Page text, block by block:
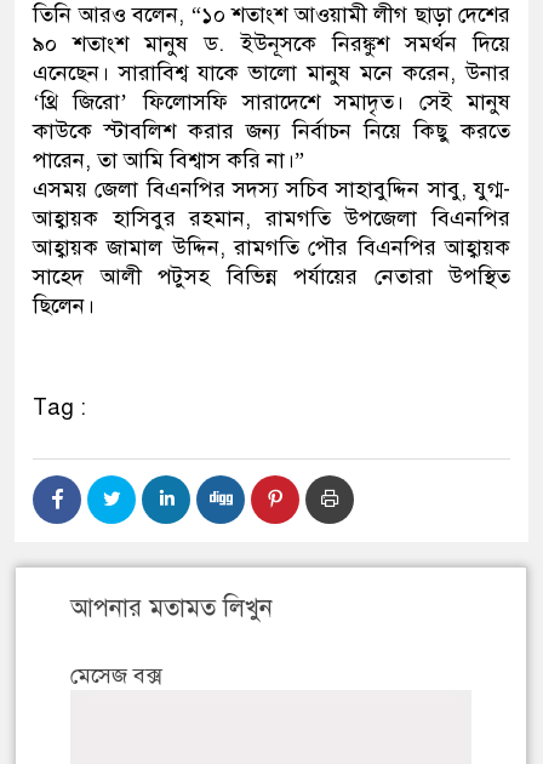
তিনি আরও বলেন, “১০ শতাংশ আওয়ামী লীগ ছাড়া দেশের
৯০ শতাংশ মানুষ ড. ইউনূসকে নিরঙ্কুশ সমর্থন দিয়ে
এনেছেন। সারাবিশ্ব যাকে ভালো মানুষ মনে করেন, উনার
‘থ্রি জিরো’ ফিলোসফি সারাদেশে সমাদৃত। সেই মানুষ
কাউকে স্টাবলিশ করার জন্য নির্বাচন নিয়ে কিছু করতে
পারেন, তা আমি বিশ্বাস করি না।”
এসময় জেলা বিএনপির সদস্য সচিব সাহাবুদ্দিন সাবু, যুগ্ম-
আহ্বায়ক হাসিবুর রহমান, রামগতি উপজেলা বিএনপির
আহ্বায়ক জামাল উদ্দিন, রামগতি পৌর বিএনপির আহ্বায়ক
সাহেদ আলী পটুসহ বিভিন্ন পর্যায়ের নেতারা উপস্থিত
ছিলেন।
Tag :
আপনার মতামত লিখুন
মেসেজ বক্স